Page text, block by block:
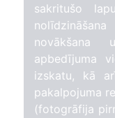
sakritušo
apbedījuma
izskatu, kā
pakalpojuma
(fotogrāfija